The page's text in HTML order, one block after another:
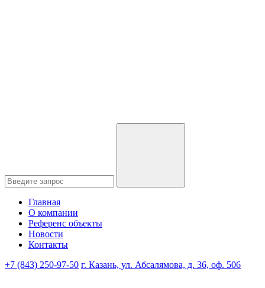
Главная
О компании
Референс объекты
Новости
Контакты
+7 (843) 250-97-50 г. Казань, ул. Абсалямова, д. 36, оф. 506